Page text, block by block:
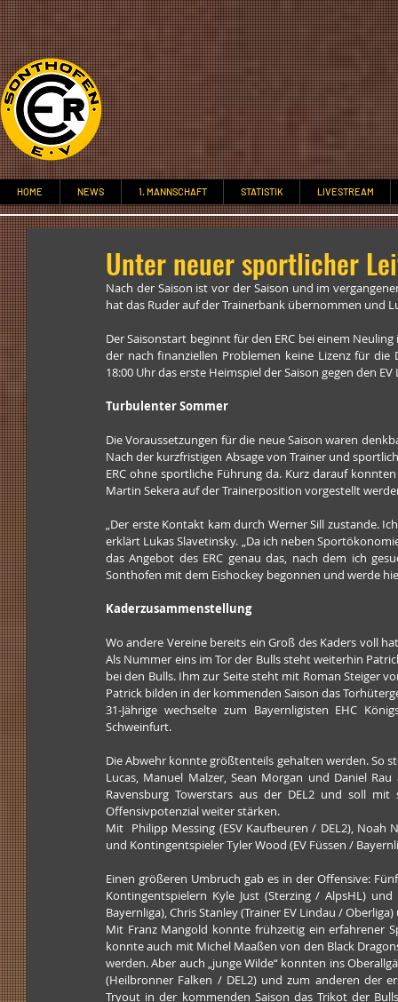
HOME NEWS 1. MANNSCHAFT STATISTIK LIVESTREAM
Unter neuer sportlicher
Nach der Saison ist vor der Saison und im
hat das Ruder auf der Trainerbank übernommen und
Der Saisonstart beginnt für den ERC bei einem
der nach finanziellen Problemen keine Lizenz für die
18:00 Uhr das erste Heimspiel der Saison gegen den
Turbulenter Sommer
Die Voraussetzungen für die neue Saison waren
Nach der kurzfristigen Absage von Trainer und
ERC ohne sportliche Führung da. Kurz darauf
Martin Sekera auf der Trainerposition vorgestellt
„Der erste Kontakt kam durch Werner Sill zustande.
erklärt Lukas Slavetinsky. „Da ich neben
das Angebot des ERC genau das, nach dem ich
Sonthofen mit dem Eishockey begonnen und werde
Kaderzusammenstellung
Wo andere Vereine bereits ein Groß des Kaders voll
Als Nummer eins im Tor der Bulls steht weiterhin
bei den Bulls. Ihm zur Seite steht mit Roman Steiger
Patrick bilden in der kommenden Saison das
31-Jährige wechselte zum Bayernligisten EHC
Schweinfurt.
Die Abwehr konnte größtenteils gehalten werden. So
Lucas, Manuel Malzer, Sean Morgan und Daniel
Ravensburg Towerstars aus der DEL2 und soll
Offensivpotenzial weiter stärken.
Mit  Philipp Messing (ESV Kaufbeuren / DEL2),
und Kontingentspieler Tyler Wood (EV Füssen /
Einen größeren Umbruch gab es in der Offensive:
Kontingentspielern Kyle Just (Sterzing / AlpsHL)
Bayernliga), Chris Stanley (Trainer EV Lindau /
Mit Franz Mangold konnte frühzeitig ein erfahrener
konnte auch mit Michel Maaßen von den Black
werden. Aber auch „junge Wilde“ konnten ins
(Heilbronner Falken / DEL2) und zum anderen der
Tryout in der kommenden Saison das Trikot der